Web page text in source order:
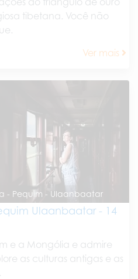
tibetana. Você não
Ver mais
- Pequim - Ulaanbaatar
Ulaanbaatar - 14
e a Mongólia e admire
as culturas antigas e as